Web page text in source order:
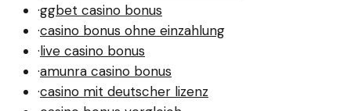
·ggbet casino bonus
·casino bonus ohne einzahlung
·live casino bonus
·amunra casino bonus
·casino mit deutscher lizenz